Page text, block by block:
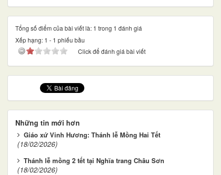
Tổng số điểm của bài viết là: 1 trong 1 đánh giá
Xếp hạng: 1 - 1 phiếu bầu
Click để đánh giá bài viết
Những tin mới hơn
Giáo xứ Vinh Hương: Thánh lễ Mồng Hai Tết
(18/02/2026)
Thánh lễ mồng 2 tết tại Nghĩa trang Châu Sơn
(18/02/2026)